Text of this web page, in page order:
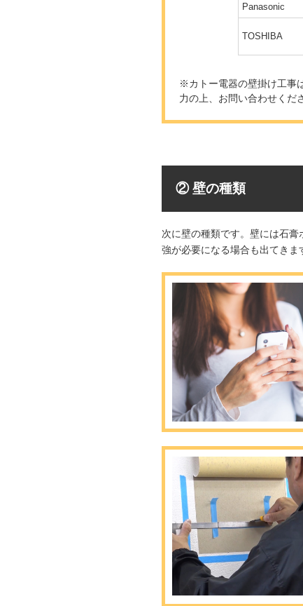
Panasonic
TOSHIBA
※カトー電器の壁掛け工事
力の上、お問い合わせくだ
② 壁の種類
次に壁の種類です。壁には石
強が必要になる場合も出てきま